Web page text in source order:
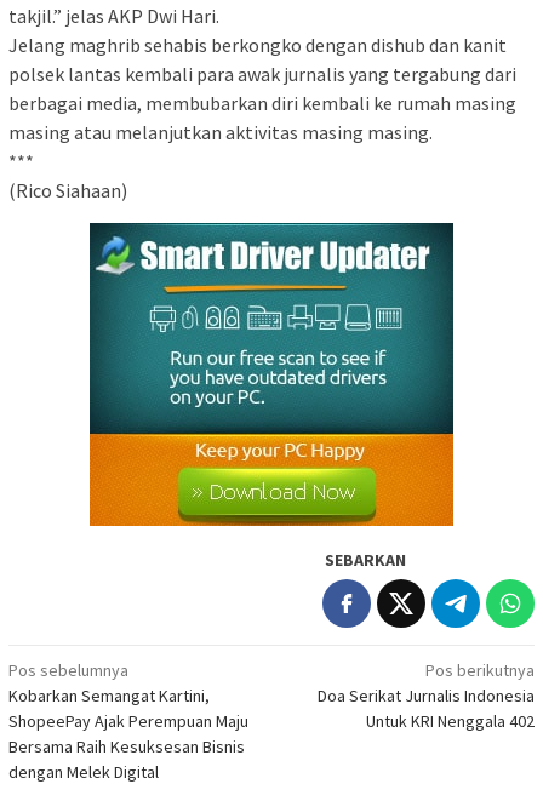
takjil.” jelas AKP Dwi Hari.
Jelang maghrib sehabis berkongko dengan dishub dan kanit
polsek lantas kembali para awak jurnalis yang tergabung dari
berbagai media, membubarkan diri kembali ke rumah masing
masing atau melanjutkan aktivitas masing masing.
***
(Rico Siahaan)
SEBARKAN
Navigasi
pos
Pos sebelumnya
Kobarkan Semangat Kartini,
ShopeePay Ajak Perempuan Maju
Bersama Raih Kesuksesan Bisnis
dengan Melek Digital
Pos berikutnya
Doa Serikat Jurnalis Indonesia
Untuk KRI Nenggala 402